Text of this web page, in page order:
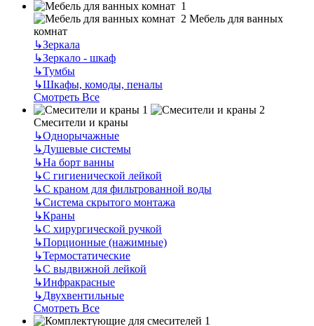
Мебель для ванных
комнат
↳Зеркала
↳Зеркало - шкаф
↳Тумбы
↳Шкафы, комоды, пеналы
Смотреть Все
Смесители и краны
↳Однорычажные
↳Душевые системы
↳На борт ванны
↳С гигиенической лейкой
↳С краном для фильтрованной воды
↳Система скрытого монтажа
↳Краны
↳С хирургической ручкой
↳Порционные (нажимные)
↳Термостатические
↳С выдвижной лейкой
↳Инфракрасные
↳Двухвентильные
Смотреть Все